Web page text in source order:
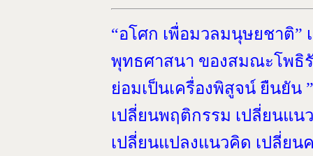
“อโศก เพื่อมวลมนุษยชาติ”
พุทธศาสนา ของสมณะโพธิ
ย่อมเป็นเครื่องพิสูจน์ ยืนยัน
เปลี่ยนพฤติกรรม เปลี่ยนแน
เปลี่ยนแปลงแนวคิด เปลี่ยน